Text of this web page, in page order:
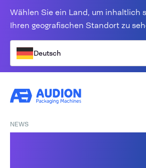
Wählen Sie ein Land, um inhaltlich
Ihren geografischen Standort zu
Deutsch
NEWS